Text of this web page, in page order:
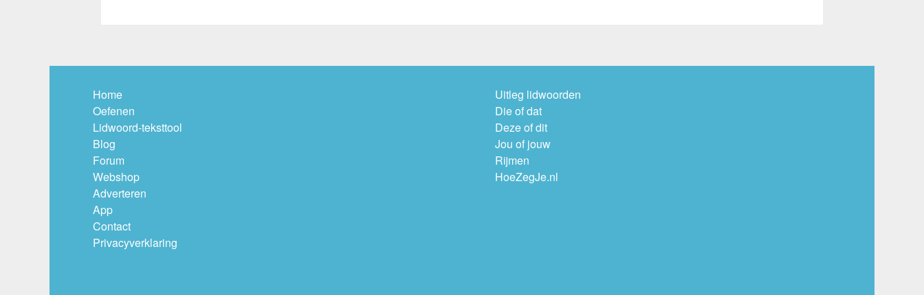
Home
Oefenen
Lidwoord-teksttool
Blog
Forum
Webshop
Adverteren
App
Contact
Privacyverklaring
Uitleg lidwoorden
Die of dat
Deze of dit
Jou of jouw
Rijmen
HoeZegJe.nl